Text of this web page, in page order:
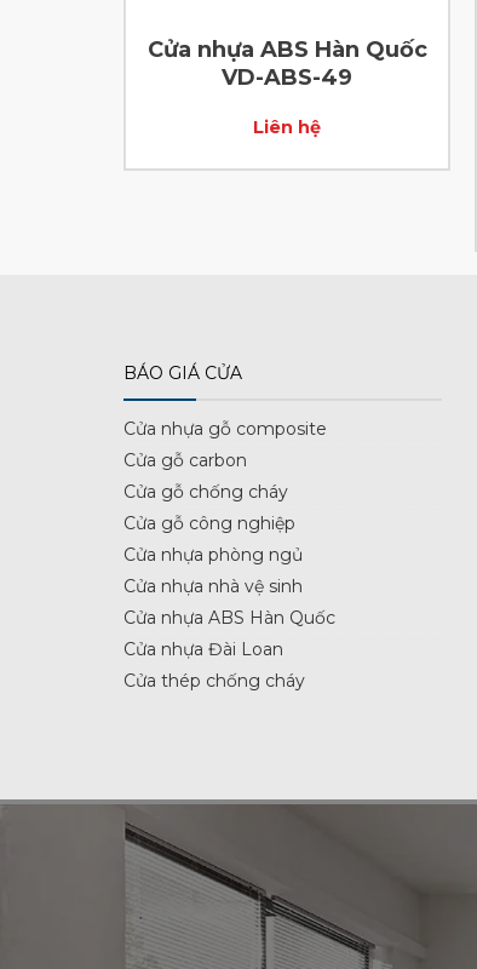
Cửa nhựa ABS Hàn Quốc
VD-ABS-49
Liên hệ
BÁO GIÁ CỬA
Cửa nhựa gỗ composite
Cửa gỗ carbon
Cửa gỗ chống cháy
Cửa gỗ công nghiệp
Cửa nhựa phòng ngủ
Cửa nhựa nhà vệ sinh
Cửa nhựa ABS Hàn Quốc
Cửa nhựa Đài Loan
Cửa thép chống cháy